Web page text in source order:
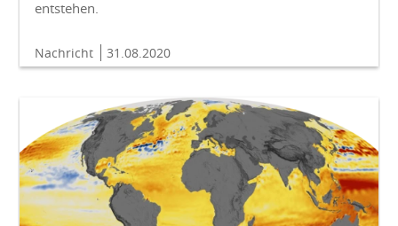
entstehen.
Nachricht 31.08.2020